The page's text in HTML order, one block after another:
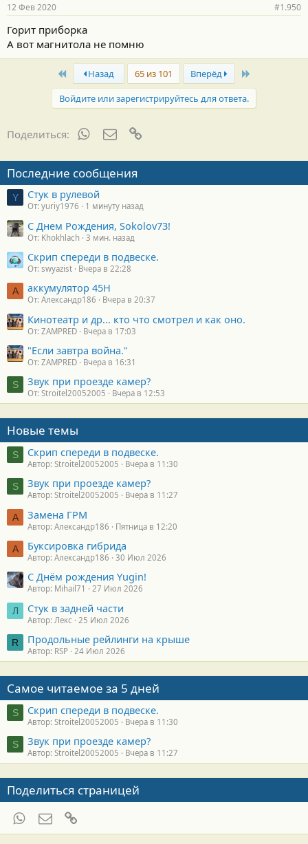
12 Фев 2020 #1.950
Горит приборка
А вот магнитола не помню
First Назад 65 из 101 Вперёд Last
Войдите или зарегистрируйтесь для ответа.
Поделиться: WhatsAppЭлектронная почта
Последние сообщения
Y Стук в рулевой
От: yuriy1976 1 минуту назад
С Днем Рождения, Sokolov73!
От: Khokhlach 3 мин. назад
Скрип спереди в подвеске.
От: swyazist Вчера в 22:28
А аккумулятор 45H
От: Александр186 Вчера в 20:37
Кинотеатр и др... кто что смотрел и как оно.
От: ZAMPRED Вчера в 17:03
"Если завтра война."
От: ZAMPRED Вчера в 16:31
S Звук при проезде камер?
От: Stroitel20052005 Вчера в 12:53
Новые темы
S Скрип спереди в подвеске.
Автор: Stroitel20052005 Вчера в 11:30
S Звук при проезде камер?
Автор: Stroitel20052005 Вчера в 11:27
А Замена ГРМ
Автор: Александр186 Пятница в 12:20
А Буксировка гибрида
Автор: Александр186 30 Июл 2026
С Днём рождения Yugin!
Автор: Mihail71 27 Июл 2026
Л Стук в задней части
Автор: Лекс 25 Июл 2026
R Продольные рейлинги на крыше
Автор: RSP 24 Июл 2026
Самое читаемое за 5 дней
S Скрип спереди в подвеске.
Автор: Stroitel20052005 Вчера в 11:30
S Звук при проезде камер?
Автор: Stroitel20052005 Вчера в 11:27
Поделиться страницей
WhatsAppЭлектронная почта